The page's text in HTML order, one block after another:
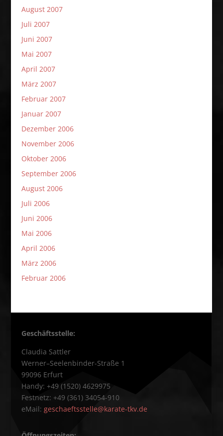
August 2007
Juli 2007
Juni 2007
Mai 2007
April 2007
März 2007
Februar 2007
Januar 2007
Dezember 2006
November 2006
Oktober 2006
September 2006
August 2006
Juli 2006
Juni 2006
Mai 2006
April 2006
März 2006
Februar 2006
Geschäftsstelle:
Claudia Sattler
Werner–Seelenbinder-Straße 1
99096 Erfurt
Handy: +49 (1520) 4629975
Festnetz: +49 (361) 34054-910
eMail: geschaeftsstelle@karate-tkv.de